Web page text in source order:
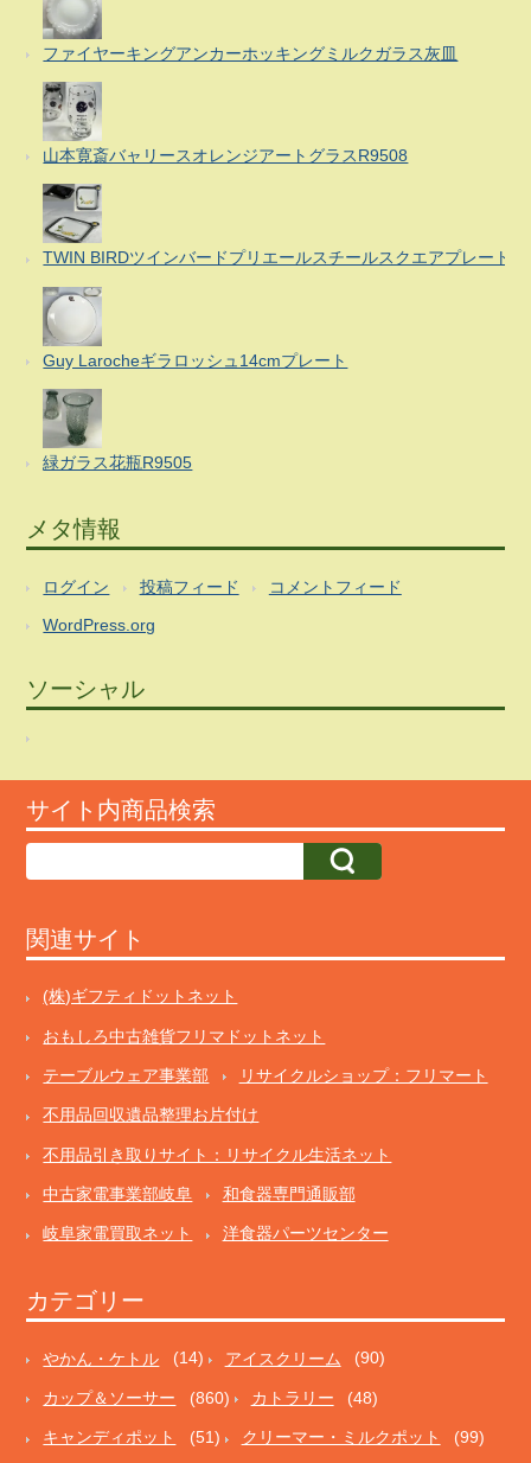
ファイヤーキングアンカーホッキングミルクガラス灰皿
山本寛斎バャリースオレンジアートグラスR9508
TWIN BIRDツインバードプリエールスチールスクエアプレート
Guy Larocheギラロッシュ14cmプレート
緑ガラス花瓶R9505
メタ情報
ログイン 投稿フィード コメントフィード
WordPress.org
ソーシャル
サイト内商品検索
関連サイト
(株)ギフティドットネット
おもしろ中古雑貨フリマドットネット
テーブルウェア事業部 リサイクルショップ：フリマート
不用品回収遺品整理お片付け
不用品引き取りサイト：リサイクル生活ネット
中古家電事業部岐阜 和食器専門通販部
岐阜家電買取ネット 洋食器パーツセンター
カテゴリー
やかん・ケトル (14) アイスクリーム (90)
カップ＆ソーサー (860) カトラリー (48)
キャンディポット (51) クリーマー・ミルクポット (99)